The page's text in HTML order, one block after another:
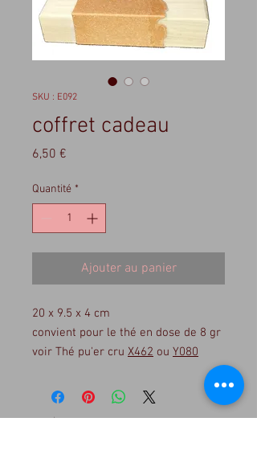
SKU : E092
coffret cadeau
6,50 €
Quantité *
Ajouter au panier
20 x 9.5 x 4 cm
convient pour le thé en dose de 8 gr
voir Thé pu'er cru X462 ou Y080